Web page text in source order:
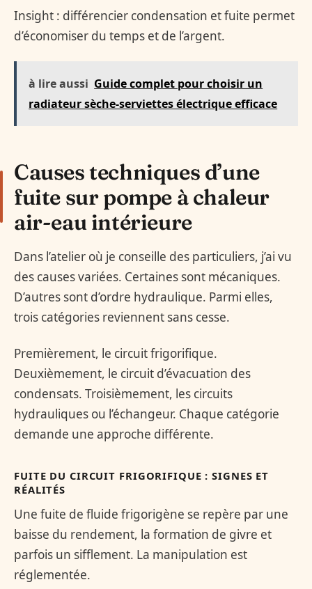
Insight : différencier condensation et fuite permet
d’économiser du temps et de l’argent.
à lire aussi Guide complet pour choisir un
radiateur sèche-serviettes électrique efficace
Causes techniques d’une
fuite sur pompe à chaleur
air-eau intérieure
Dans l’atelier où je conseille des particuliers, j’ai vu
des causes variées. Certaines sont mécaniques.
D’autres sont d’ordre hydraulique. Parmi elles,
trois catégories reviennent sans cesse.
Premièrement, le circuit frigorifique.
Deuxièmement, le circuit d’évacuation des
condensats. Troisièmement, les circuits
hydrauliques ou l’échangeur. Chaque catégorie
demande une approche différente.
FUITE DU CIRCUIT FRIGORIFIQUE : SIGNES ET
RÉALITÉS
Une fuite de fluide frigorigène se repère par une
baisse du rendement, la formation de givre et
parfois un sifflement. La manipulation est
réglementée.